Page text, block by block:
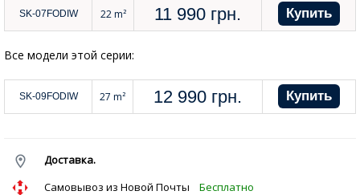
SK-07FODIW 22 m² 11 990 грн.
Все модели этой серии:
SK-09FODIW 27 m² 12 990 грн.
Доставка.
Cамовывоз из Новой Почты Бесплатно